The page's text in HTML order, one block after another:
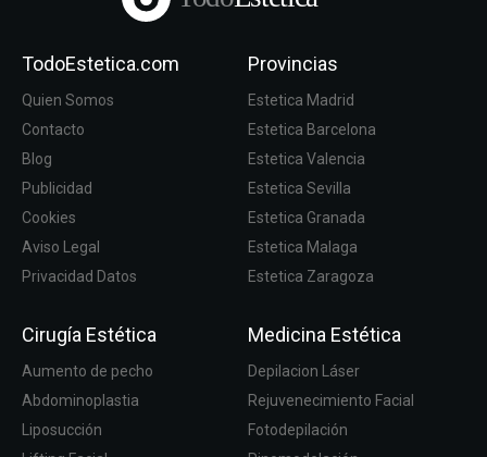
TodoEstetica.com
Quien Somos
Contacto
Blog
Publicidad
Cookies
Aviso Legal
Privacidad Datos
Provincias
Estetica Madrid
Estetica Barcelona
Estetica Valencia
Estetica Sevilla
Estetica Granada
Estetica Malaga
Estetica Zaragoza
Cirugía Estética
Aumento de pecho
Abdominoplastia
Liposucción
Medicina Estética
Depilacion Láser
Rejuvenecimiento Facial
Fotodepilación